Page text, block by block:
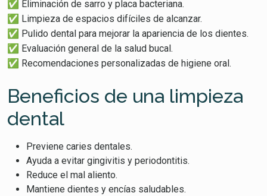
✅ Eliminación de sarro y placa bacteriana.
✅ Limpieza de espacios difíciles de alcanzar.
✅ Pulido dental para mejorar la apariencia de los dientes.
✅ Evaluación general de la salud bucal.
✅ Recomendaciones personalizadas de higiene oral.
Beneficios de una limpieza
dental
Previene caries dentales.
Ayuda a evitar gingivitis y periodontitis.
Reduce el mal aliento.
Mantiene dientes y encías saludables.